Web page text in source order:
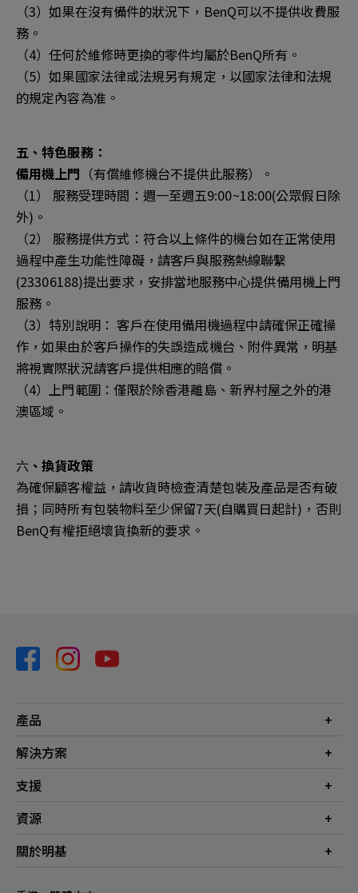
（3）如果在沒有備件的狀況下，BenQ可以不提供收費服
務。
（4）任何於維修時更換的零件均屬於BenQ所有。
（5）如果國家法律或法規另有規定，以國家法律和法規
的規定內容為准。
五、特色服務：
備用機上門 （有償維修機台不提供此服務）。
（1） 服務受理時間：週一至週五9:00~18:00(公眾假日除
外)。
（2） 服務提供方式：符合以上條件的機台如在正常使用
過程中產生功能性障礙，請客戶與服務熱線聯繫
(23306188)提出要求，安排當地服務中心提供備用機上門
服務。
（3）特別說明： 客戶在使用備用機過程中請確保正確操
作，如果由於客戶操作的失誤造成機台、附件異常，明基
將視實際狀況請客戶提供相應的賠償。
（4）上門範圍：僅限於除香港離島、新界村屋之外的港
澳區域。
六 、換貨政策
為確保顧客權益，請收貨時檢查清楚包裝及產品是否有破
損；同時所有包裝物料至少保留7天(自購買日起計)，否則
BenQ有權拒絕壞貨換新的要求。
產品
投影機
燈具
解決方案
商業
電競
支援
聯絡我們
常見問答
資源
投影機投射距離計算器
關於明基